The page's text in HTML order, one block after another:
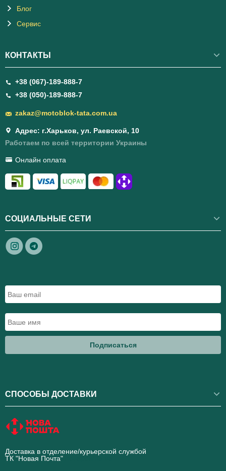
Блог
Сервис
КОНТАКТЫ
+38 (067)-189-888-7
+38 (050)-189-888-7
zakaz@motoblok-tata.com.ua
Адрес: г.Харьков, ул. Раевской, 10
Работаем по всей территории Украины
Онлайн оплата
СОЦИАЛЬНЫЕ СЕТИ
Подписаться
СПОСОБЫ ДОСТАВКИ
Доставка в отделение/курьерской службой
ТК "Новая Почта"